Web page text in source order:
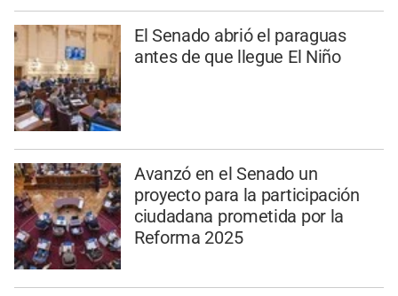
El Senado abrió el paraguas
antes de que llegue El Niño
Avanzó en el Senado un
proyecto para la participación
ciudadana prometida por la
Reforma 2025